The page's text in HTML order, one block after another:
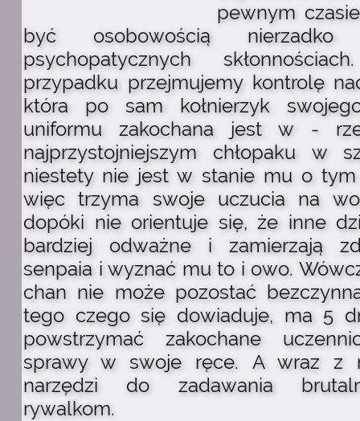
pewnym
być osobowością
psychopatycznych
przypadku przejmujemy kontrolę
która po sam kołnierzyk
uniformu zakochana jest w -
najprzystojniejszym chłopaku w
niestety nie jest w stanie mu o tym
więc trzyma swoje uczucia na
dopóki nie orientuje się, że inne
bardziej odważne i zamierzają
senpaia i wyznać mu to i owo.
chan nie może pozostać
tego czego się dowiaduje, ma 5
powstrzymać zakochane
sprawy w swoje ręce. A wraz z
narzędzi do zadawania
rywalkom.